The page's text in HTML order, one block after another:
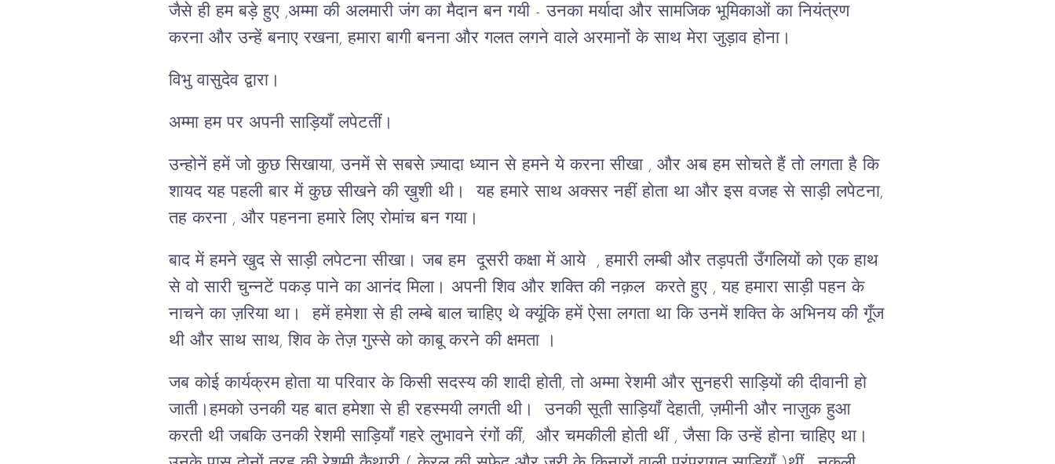
जैसे ही हम बड़े हुए ,अम्मा की अलमारी जंग का मैदान बन गयी - उनका मर्यादा और सामजिक भूमिकाओं का नियंत्रण
करना और उन्हें बनाए रखना, हमारा बागी बनना और गलत लगने वाले अरमानों के साथ मेरा जुड़ाव होना।
विभु वासुदेव द्वारा।
अम्मा हम पर अपनी साड़ियाँ लपेटतीं।
उन्होनें हमें जो कुछ सिखाया, उनमें से सबसे ज़्यादा ध्यान से हमने ये करना सीखा , और अब हम सोचते हैं तो लगता है कि
शायद यह पहली बार में कुछ सीखने की ख़ुशी थी। यह हमारे साथ अक्सर नहीं होता था और इस वजह से साड़ी लपेटना,
तह करना , और पहनना हमारे लिए रोमांच बन गया।
बाद में हमने खुद से साड़ी लपेटना सीखा। जब हम दूसरी कक्षा में आये , हमारी लम्बी और तड़पती उँगलियों को एक हाथ
से वो सारी चुन्नटें पकड़ पाने का आनंद मिला। अपनी शिव और शक्ति की नक़ल करते हुए , यह हमारा साड़ी पहन के
नाचने का ज़रिया था। हमें हमेशा से ही लम्बे बाल चाहिए थे क्यूंकि हमें ऐसा लगता था कि उनमें शक्ति के अभिनय की गूँज
थी और साथ साथ, शिव के तेज़ गुस्से को काबू करने की क्षमता ।
जब कोई कार्यक्रम होता या परिवार के किसी सदस्य की शादी होती, तो अम्मा रेशमी और सुनहरी साड़ियों की दीवानी हो
जाती।हमको उनकी यह बात हमेशा से ही रहस्मयी लगती थी। उनकी सूती साड़ियाँ देहाती, ज़मीनी और नाज़ुक हुआ
करती थी जबकि उनकी रेशमी साड़ियाँ गहरे लुभावने रंगों कीं, और चमकीली होती थीं , जैसा कि उन्हें होना चाहिए था।